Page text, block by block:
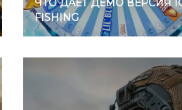
ЧТО ДАЕТ ДЕМО ВЕРСИЯ
FISHING